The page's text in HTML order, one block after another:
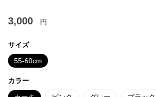
3,000 円
サイズ
55-60cm
カラー